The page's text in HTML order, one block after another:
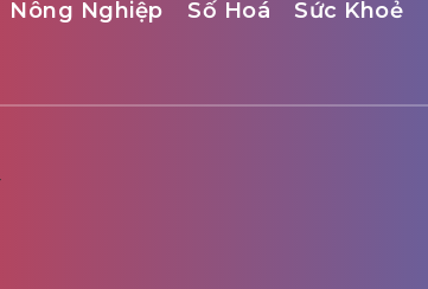
Nông Nghiệp Số Hoá Sức Khoẻ